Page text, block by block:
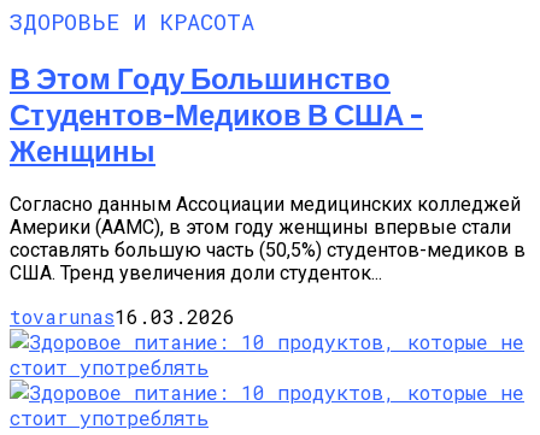
ЗДОРОВЬЕ И КРАСОТА
В Этом Году Большинство
Студентов-Медиков В США –
Женщины
Согласно данным Ассоциации медицинских колледжей
Америки (AAMC), в этом году женщины впервые стали
составлять большую часть (50,5%) студентов-медиков в
США. Тренд увеличения доли студенток...
tovarunas16.03.2026